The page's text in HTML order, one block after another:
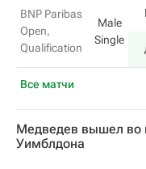
Все матчи
BNP Paribas
Open,
Qualification
Male
Single
Медведев вышел во
Уимблдона